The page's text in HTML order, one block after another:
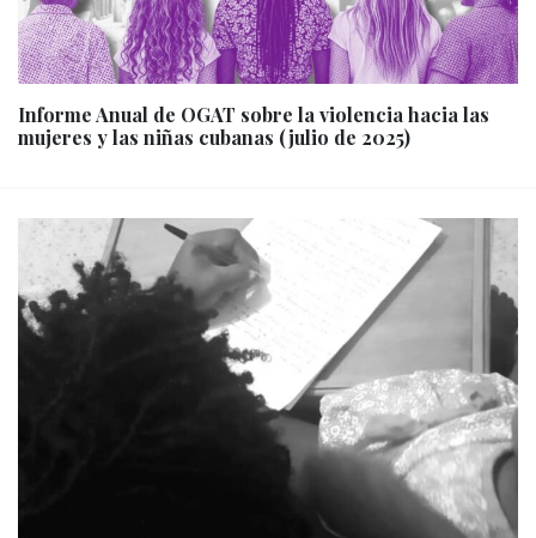
Informe Anual de OGAT sobre la violencia hacia las
mujeres y las niñas cubanas (julio de 2025)